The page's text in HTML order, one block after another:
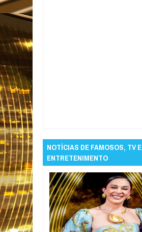
NOTÍCIAS DE FAMOSOS, TV E
ENTRETENIMENTO